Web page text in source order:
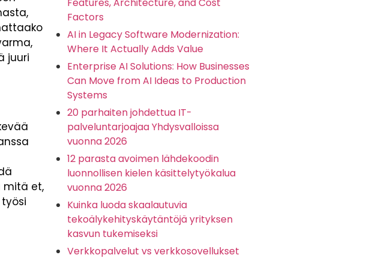
juuri
mitä et,
Features, Architecture, and Cost
Factors
AI in Legacy Software Modernization:
Where It Actually Adds Value
Enterprise AI Solutions: How Businesses
Can Move from AI Ideas to Production
Systems
20 parhaiten johdettua IT-
palveluntarjoajaa Yhdysvalloissa
vuonna 2026
12 parasta avoimen lähdekoodin
luonnollisen kielen käsittelytyökalua
vuonna 2026
Kuinka luoda skaalautuvia
tekoälykehityskäytäntöjä yrityksen
kasvun tukemiseksi
Verkkopalvelut vs verkkosovellukset